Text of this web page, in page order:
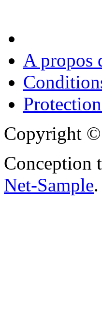
A propos
Copyright ©
Conception
Net-Sample.